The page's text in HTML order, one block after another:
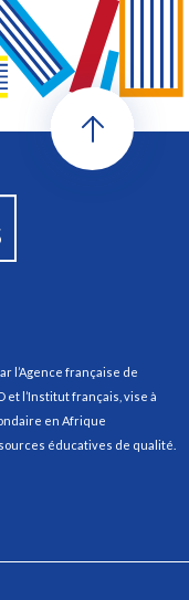
l’Agence française de
et l’Institut français, vise à
en Afrique
éducatives de qualité.